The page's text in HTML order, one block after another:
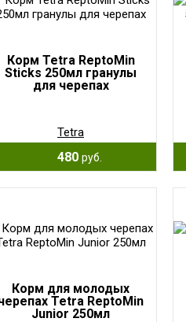
Корм Tetra ReptoMin
Sticks 250мл гранулы
для черепах
Tetra
480 руб.
Корм для молодых
Tetra ReptoMin
Junior 250мл